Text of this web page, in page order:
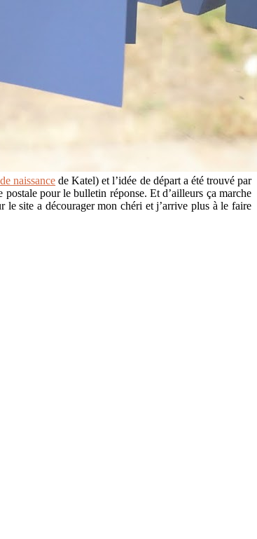
naissance de Katel) et l’idée de départ a été trouvé par
pour le bulletin réponse. Et d’ailleurs ça marche
site a décourager mon chéri et j’arrive plus à le faire